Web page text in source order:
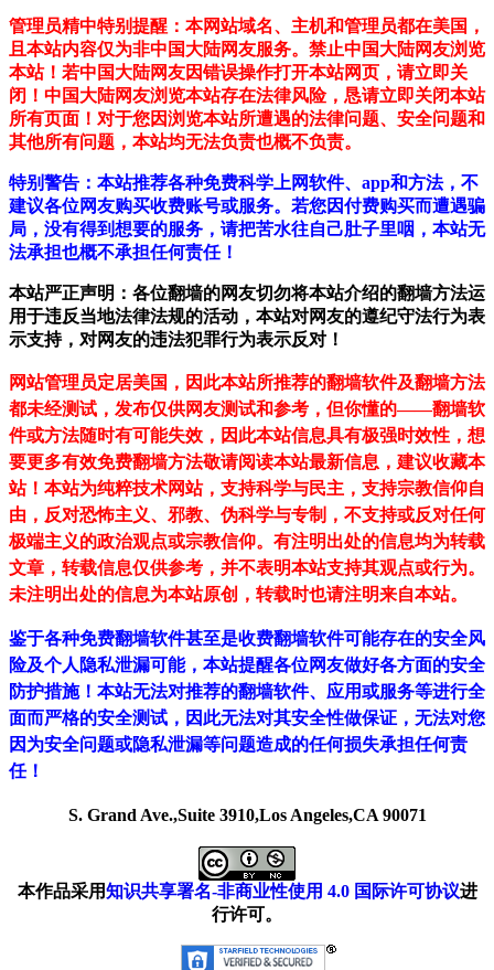
管理员精中特别提醒：本网站域名、主机和管理员都在美国，
且本站内容仅为非中国大陆网友服务。禁止中国大陆网友浏览
本站！若中国大陆网友因错误操作打开本站网页，请立即关
闭！中国大陆网友浏览本站存在法律风险，恳请立即关闭本站
所有页面！对于您因浏览本站所遭遇的法律问题、安全问题和
其他所有问题，本站均无法负责也概不负责。
特别警告：本站推荐各种免费科学上网软件、app和方法，不
建议各位网友购买收费账号或服务。若您因付费购买而遭遇骗
局，没有得到想要的服务，请把苦水往自己肚子里咽，本站无
法承担也概不承担任何责任！
本站严正声明：各位翻墙的网友切勿将本站介绍的翻墙方法运
用于违反当地法律法规的活动，本站对网友的遵纪守法行为表
示支持，对网友的违法犯罪行为表示反对！
网站管理员定居美国，因此本站所推荐的翻墙软件及翻墙方法
都未经测试，发布仅供网友测试和参考，但你懂的——翻墙软
件或方法随时有可能失效，因此本站信息具有极强时效性，想
要更多有效免费翻墙方法敬请阅读本站最新信息，建议收藏本
站！ 本站为纯粹技术网站，支持科学与民主，支持宗教信仰自
由，反对恐怖主义、邪教、伪科学与专制，不支持或反对任何
极端主义的政治观点或宗教信仰。有注明出处的信息均为转载
文章，转载信息仅供参考，并不表明本站支持其观点或行为。
未注明出处的信息为本站原创，转载时也请注明来自本站。
鉴于各种免费翻墙软件甚至是收费翻墙软件可能存在的安全风
险及个人隐私泄漏可能，本站提醒各位网友做好各方面的安全
防护措施！本站无法对推荐的翻墙软件、应用或服务等进行全
面而严格的安全测试，因此无法对其安全性做保证，无法对您
因为安全问题或隐私泄漏等问题造成的任何损失承担任何责
任！
S. Grand Ave.,Suite 3910,Los Angeles,CA 90071
本作品采用知识共享署名-非商业性使用 4.0 国际许可协议进
行许可。